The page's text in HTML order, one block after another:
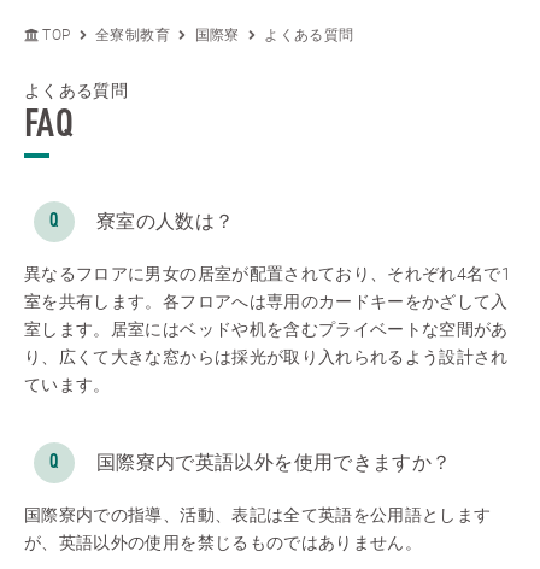
TOP 全寮制教育 国際寮 よくある質問
よくある質問
FAQ
寮室の人数は？
異なるフロアに男女の居室が配置されており、それぞれ4名で1
室を共有します。各フロアへは専用のカードキーをかざして入
室します。居室にはベッドや机を含むプライベートな空間があ
り、広くて大きな窓からは採光が取り入れられるよう設計され
ています。
国際寮内で英語以外を使用できますか？
国際寮内での指導、活動、表記は全て英語を公用語とします
が、英語以外の使用を禁じるものではありません。